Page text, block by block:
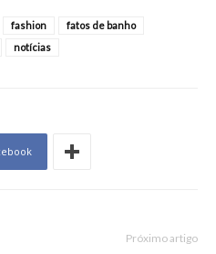
fashion
fatos de banho
notícias
Próximo artigo